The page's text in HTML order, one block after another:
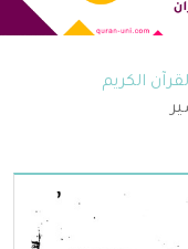
الكريم